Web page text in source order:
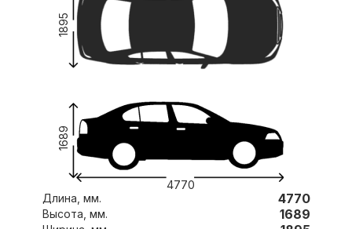
4770
1689
1895
Длина, мм. 4770
Высота, мм. 1689